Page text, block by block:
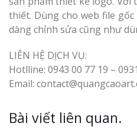
thiết. Dùng cho web file
dàng chỉnh sửa cũng như
LIÊN HỆ DỊCH VỤ:
Hotlline: 0943 00 77 19 –
Email:
Bài viết liên quan.